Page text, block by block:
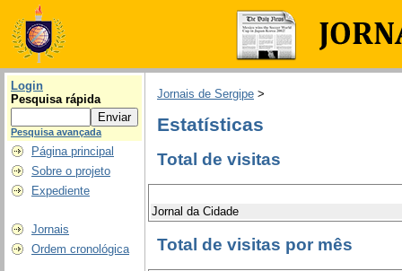
Login
Pesquisa rápida
Pesquisa avançada
Página principal
Sobre o projeto
Expediente
Jornais
Ordem cronológica
Jornais de Sergipe >
Estatísticas
Total de visitas
Jornal da Cidade
Total de visitas por mês